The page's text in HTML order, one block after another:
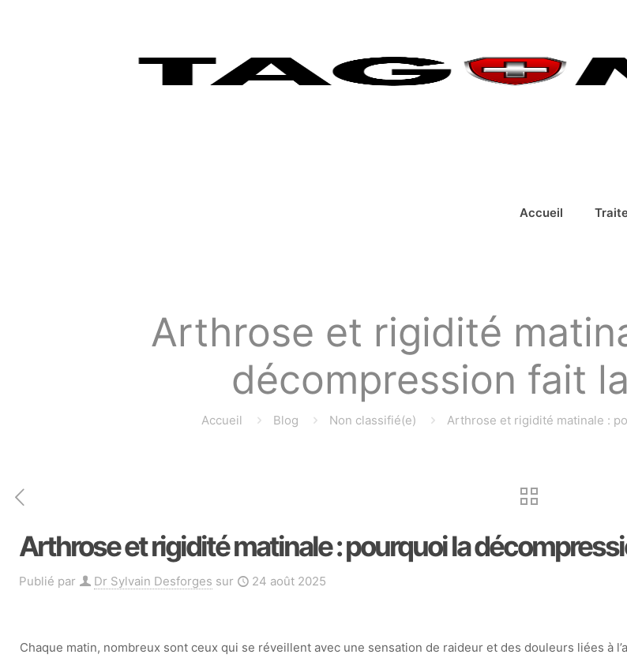
Accueil
Arthrose et rigidité
décompression fait
Accueil Blog Non classifié(e) Arthrose et rigidité matinale :
Arthrose et rigidité matinale : pourquoi la
Publié par Dr Sylvain Desforges sur 24 août 2025
Chaque matin, nombreux sont ceux qui se réveillent avec une sensation de raideur et des douleurs liées à